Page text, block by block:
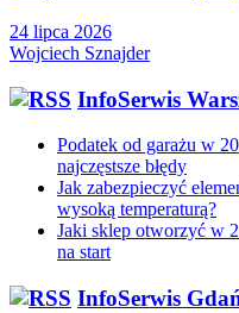
24 lipca 2026
Wojciech Sznajder
InfoSerwis
Podatek od garażu w
najczęstsze błędy
Jak zabezpieczyć
wysoką temperaturą?
Jaki sklep otworzyć w
na start
InfoSerwis